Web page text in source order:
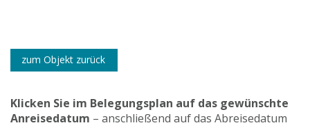
zum Objekt zurück
Klicken Sie im Belegungsplan auf das gewünschte
Anreisedatum – anschließend auf das Abreisedatum